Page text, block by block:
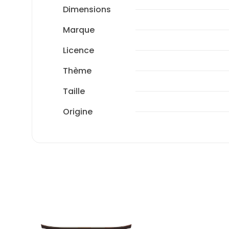
Dimensions
Marque
Licence
Thème
Taille
Origine